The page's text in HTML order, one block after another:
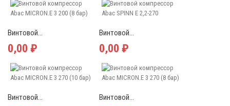
Винтовой...
0,00 ₽
Винтовой...
0,00 ₽
Винтовой... Винтовой...